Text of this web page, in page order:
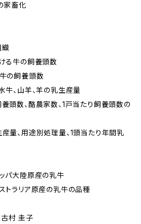
畜化
牛の飼養頭数
飼養頭数
山羊、羊の乳生産量
、酪農家数、1戸当たり飼養頭数の
用途別処理量、1頭当たり年間乳
大陸原産の乳牛
リア原産の乳牛の品種
村 圭子